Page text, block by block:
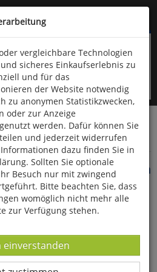
überspringen
9323-960
Zeitschriften
in der niedersächsischen
vergleichbare Technologien
sicheres Einkaufserlebnis zu
und für das
der Website notwendig
zu anonymen Statistikzwecken,
oder zur Anzeige
werden. Dafür können Sie
und jederzeit widerrufen
dazu finden Sie in
Sollten Sie optionale
Besuch nur mit zwingend
Bitte beachten Sie, dass
womöglich nicht mehr alle
zur Verfügung stehen.
-
einverstanden